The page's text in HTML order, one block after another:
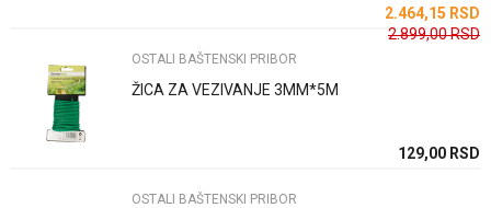
Anti-spam zaštita - izračunajte koliko je 4 + 1 :
2.464,15 RSD
2.899,00RSD
OSTALI BAŠTENSKI PRIBOR
ŽICA ZA VEZIVANJE 3MM*5M
129,00 RSD
OSTALI BAŠTENSKI PRIBOR